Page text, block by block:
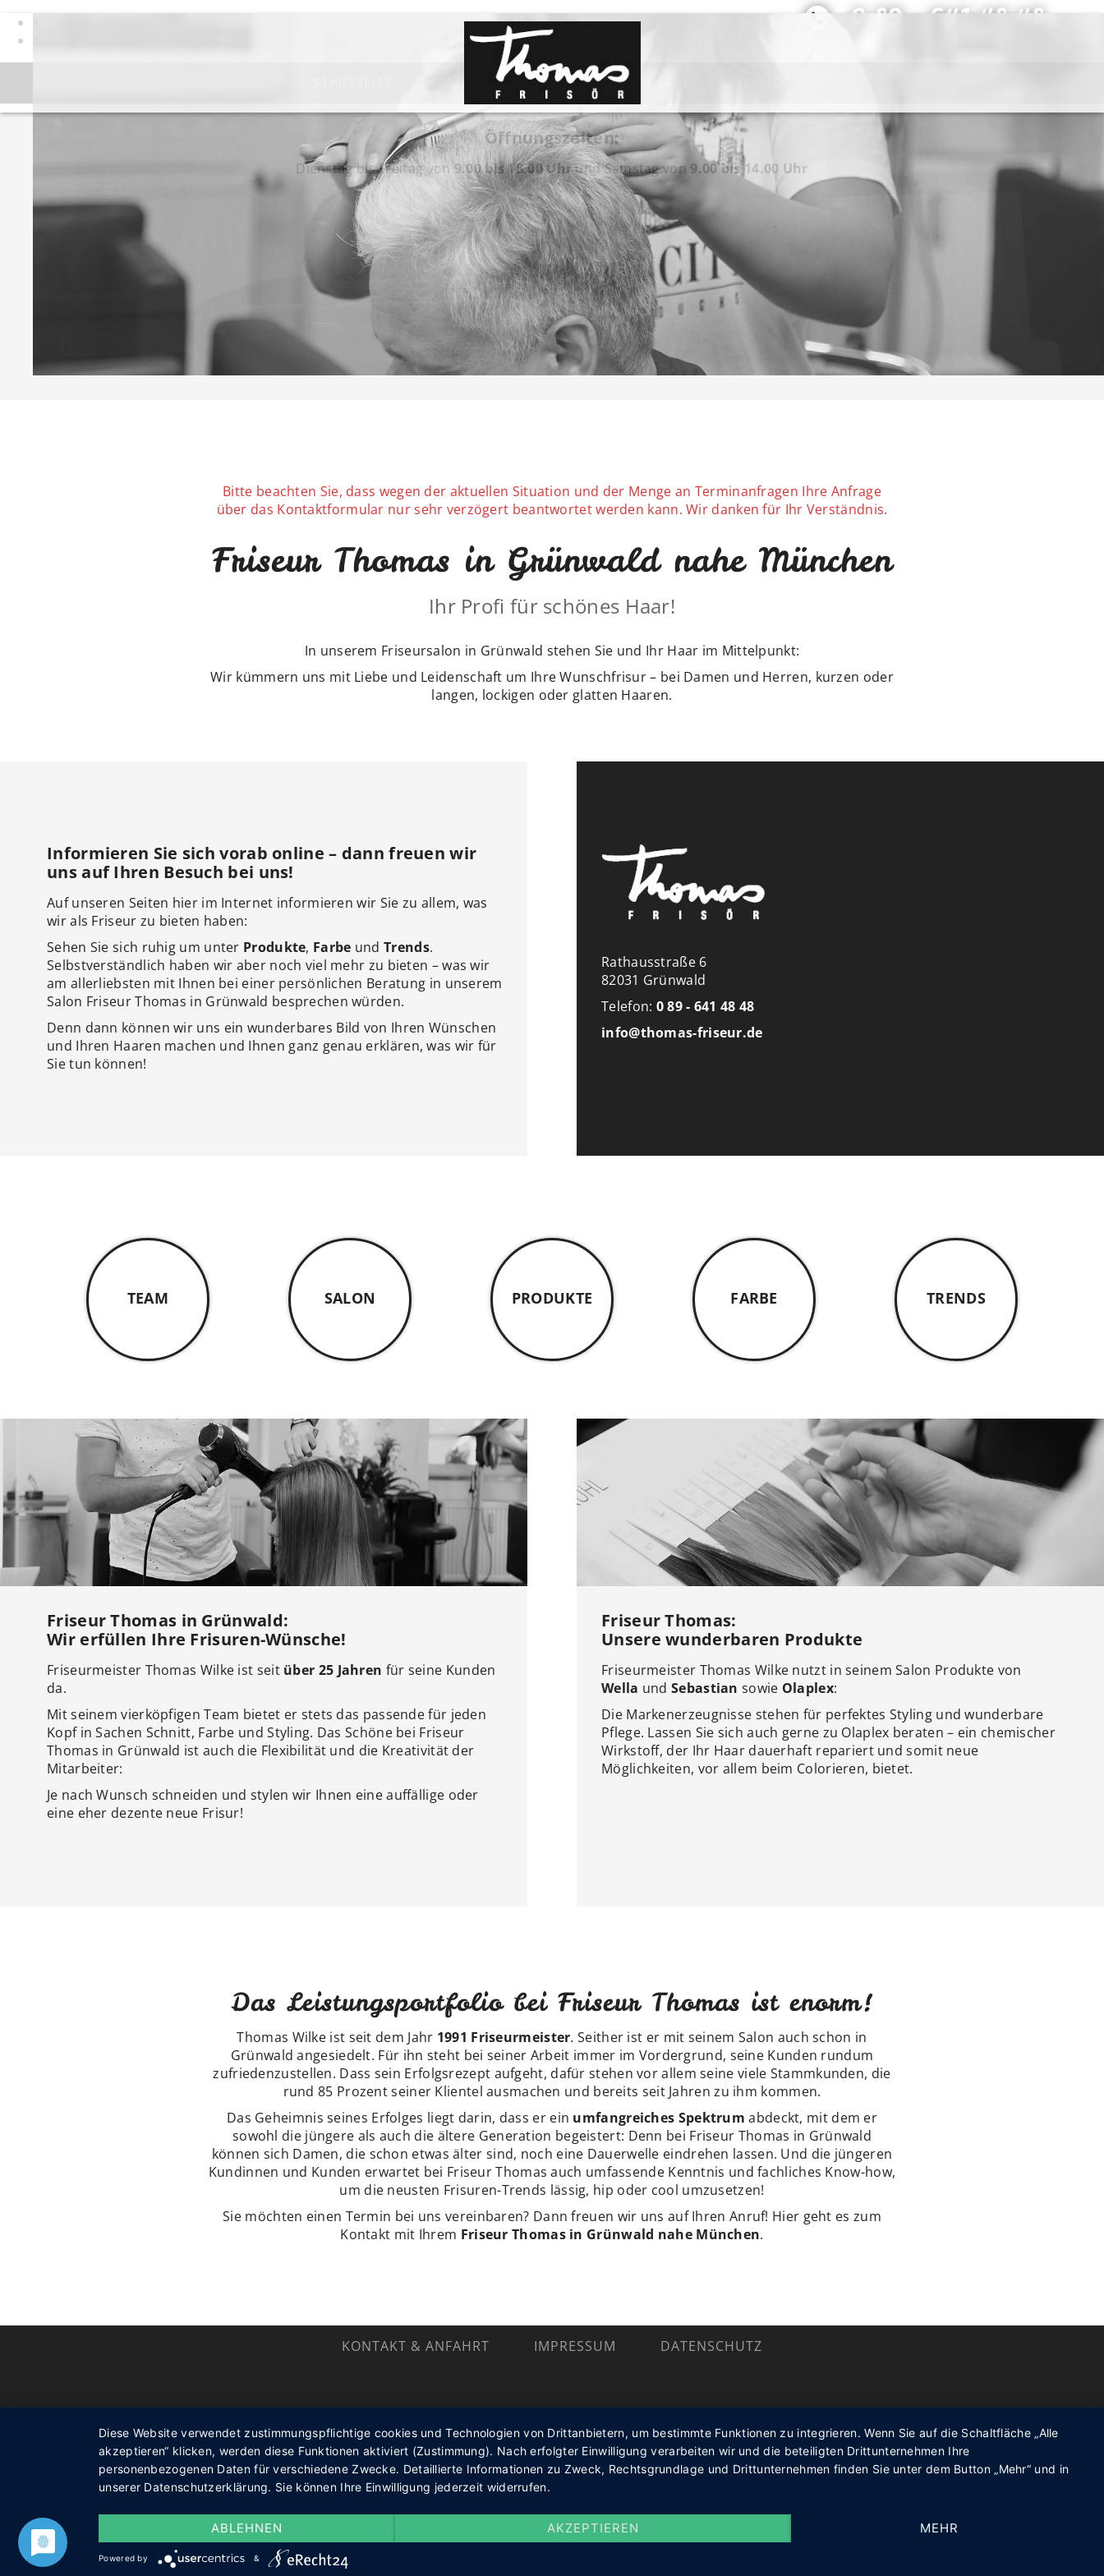
0 89 - 641 48 48
PRODUKTE
Öffnungszeiten:
Dienstag bis Freitag von9.00 bis 18.00 Uhrund Samstag von 9.00 bis 14.00 Uhr
Bitte beachten Sie, dass wegen der aktuellen Situation und der Menge an Terminanfragen Ihre Anfrage
über das Kontaktformular nur sehr verzögert beantwortet werden kann. Wir danken für Ihr Verständnis.
Friseur Thomas in Grünwald nahe München
Ihr Profi für schönes Haar!
In unserem Friseursalon in Grünwald stehen Sie und Ihr Haar im Mittelpunkt:
Wir kümmern uns mit Liebe und Leidenschaft um Ihre Wunschfrisur – bei Damen und Herren, kurzen oder
langen, lockigen oder glatten Haaren.
Informieren Sie sich vorab online – dann freuen wir
uns auf Ihren Besuch bei uns!
Auf unseren Seiten hier im Internet informieren wir Sie zu allem, was
wir als Friseur zu bieten haben:
Sehen Sie sich ruhig um unter Produkte, Farbe undTrends.
Selbstverständlich haben wir aber noch viel mehr zu bieten – was wir
am allerliebsten mit Ihnen bei einer persönlichen Beratung in unserem
Salon Friseur Thomas in Grünwald besprechen würden.
Denn dann können wir uns ein wunderbares Bild von Ihren Wünschen
und Ihren Haaren machen und Ihnen ganz genau erklären, was wir für
Sie tun können!
Rathausstraße 6
82031 Grünwald
Telefon: 0 89 - 641 48 48
info@thomas-friseur.de
TEAM SALON PRODUKTE FARBE TRENDS
Friseur Thomas in Grünwald:
Wir erfüllen Ihre Frisuren-Wünsche!
Friseurmeister Thomas Wilke ist seit über 25 Jahren für seine Kunden
da.
Mit seinem vierköpfigen Team bietet er stets das passende für jeden
Kopf in Sachen Schnitt, Farbe und Styling. Das Schöne bei Friseur
Thomas in Grünwald ist auch die Flexibilität und die Kreativität der
Mitarbeiter:
Je nach Wunsch schneiden und stylen wir Ihnen eine auffällige oder
eine eher dezente neue Frisur!
Friseur Thomas:
Unsere wunderbaren Produkte
Friseurmeister Thomas Wilke nutzt in seinem Salon Produkte von
Wella und Sebastian sowie Olaplex:
Die Markenerzeugnisse stehen für perfektes Styling und wunderbare
Pflege. Lassen Sie sich auch gerne zu Olaplex beraten – ein chemischer
Wirkstoff, der Ihr Haar dauerhaft repariert und somit neue
Möglichkeiten, vor allem beim Colorieren, bietet.
Das Leistungsportfolio bei Friseur Thomas ist enorm!
Thomas Wilke ist seit dem Jahr 1991 Friseurmeister. Seither ist er mit seinem Salon auch schon in
Grünwald angesiedelt. Für ihn steht bei seiner Arbeit immer im Vordergrund, seine Kunden rundum
zufriedenzustellen. Dass sein Erfolgsrezept aufgeht, dafür stehen vor allem seine viele Stammkunden, die
rund 85 Prozent seiner Klientel ausmachen und bereits seit Jahren zu ihm kommen.
Das Geheimnis seines Erfolges liegt darin, dass er ein umfangreiches Spektrum abdeckt, mit dem er
sowohl die jüngere als auch die ältere Generation begeistert: Denn bei Friseur Thomas in Grünwald
können sich Damen, die schon etwas älter sind, noch eine Dauerwelle eindrehen lassen. Und die jüngeren
Kundinnen und Kunden erwartet bei Friseur Thomas auch umfassende Kenntnis und fachliches Know-how,
um die neusten Frisuren-Trends lässig, hip oder cool umzusetzen!
Sie möchten einen Termin bei uns vereinbaren? Dann freuen wir uns auf Ihren Anruf! Hier geht es zum
Kontakt mit Ihrem Friseur Thomas in Grünwald nahe München.
KONTAKT & ANFAHRT IMPRESSUM DATENSCHUTZ
Diese Website verwendet zustimmungspflichtige cookies und Technologien von Drittanbietern, um bestimmte Funktionen zu integrieren. Wenn Sie auf die Schaltfläche „Alle
akzeptieren“ klicken, werden diese Funktionen aktiviert (Zustimmung). Nach erfolgter Einwilligung verarbeiten wir und die beteiligten Drittunternehmen Ihre
personenbezogenen Daten für verschiedene Zwecke. Detaillierte Informationen zu Zweck, Rechtsgrundlage und Drittunternehmen finden Sie unter dem Button „Mehr“ und in
unserer Datenschutzerklärung. Sie können Ihre Einwilligung jederzeit widerrufen.
ABLEHNEN AKZEPTIEREN MEHR
Powered by &